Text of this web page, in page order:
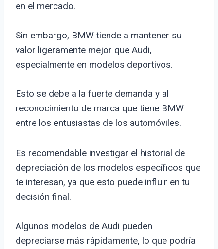
en el mercado.
Sin embargo, BMW tiende a mantener su
valor ligeramente mejor que Audi,
especialmente en modelos deportivos.
Esto se debe a la fuerte demanda y al
reconocimiento de marca que tiene BMW
entre los entusiastas de los automóviles.
Es recomendable investigar el historial de
depreciación de los modelos específicos que
te interesan, ya que esto puede influir en tu
decisión final.
Algunos modelos de Audi pueden
depreciarse más rápidamente, lo que podría